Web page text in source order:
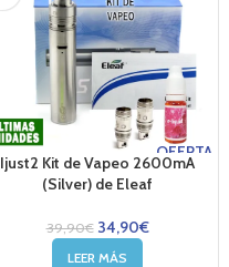
OFERTA
Ijust2 Kit de Vapeo 2600mA
(Silver) de Eleaf
39,90€ 34,90€
LEER MÁS